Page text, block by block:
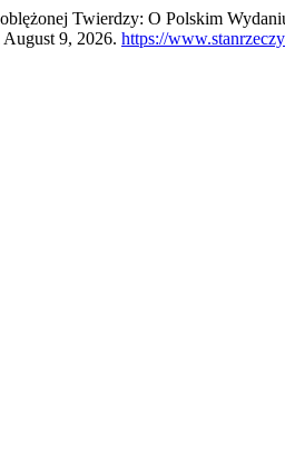
Twierdzy: O Polskim
August 9, 2026. https://